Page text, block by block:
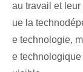
au travail et
ue la
e technologie,
e